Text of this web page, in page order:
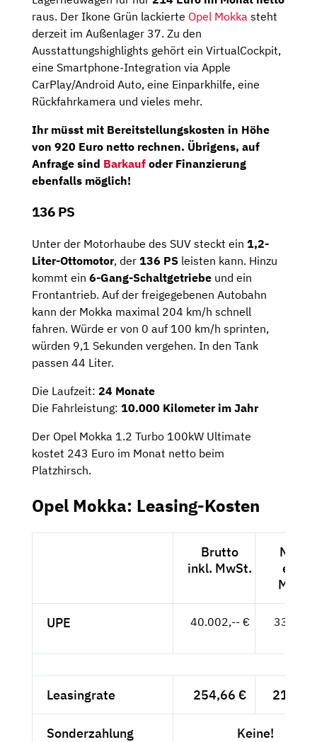
raus. Der Ikone Grün lackierte Opel Mokka steht
derzeit im Außenlager 37. Zu den
Ausstattungshighlights gehört ein VirtualCockpit,
eine Smartphone-Integration via Apple
CarPlay/Android Auto, eine Einparkhilfe, eine
Rückfahrkamera und vieles mehr.
Ihr müsst mit Bereitstellungskosten in Höhe
von 920 Euro netto rechnen. Übrigens, auf
Anfrage sind Barkauf oder Finanzierung
ebenfalls möglich!
136 PS
Unter der Motorhaube des SUV steckt ein 1,2-
Liter-Ottomotor, der 136 PS leisten kann. Hinzu
kommt ein 6-Gang-Schaltgetriebe und ein
Frontantrieb. Auf der freigegebenen Autobahn
kann der Mokka maximal 204 km/h schnell
fahren. Würde er von 0 auf 100 km/h sprinten,
würden 9,1 Sekunden vergehen. In den Tank
passen 44 Liter.
Die Laufzeit: 24 Monate
Die Fahrleistung: 10.000 Kilometer im Jahr
Der Opel Mokka 1.2 Turbo 100kW Ultimate
kostet 243 Euro im Monat netto beim
Platzhirsch.
Opel Mokka: Leasing-Kosten
Brutto
inkl. MwSt.
Netto
exkl.
MwSt.
UPE 40.002,-- €
Leasingrate 254,66 € 214,--
Sonderzahlung Keine!